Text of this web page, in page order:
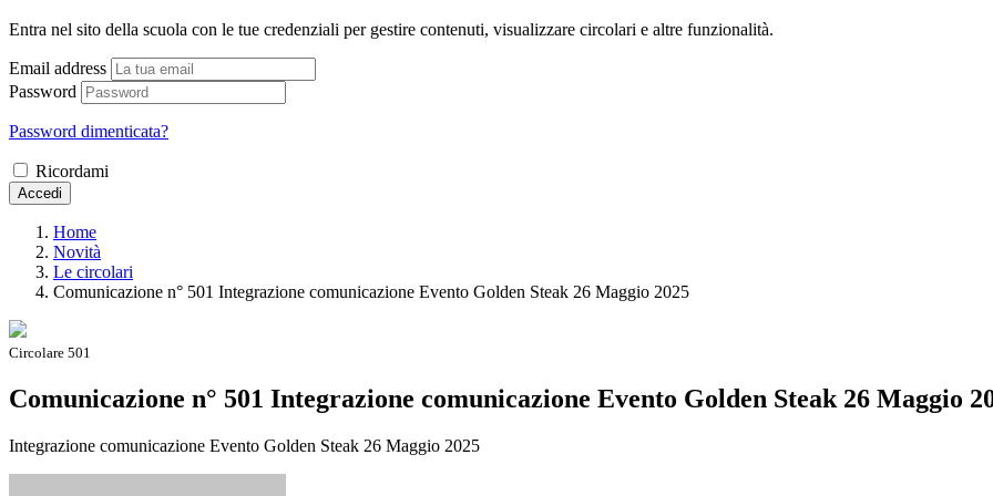
Entra nel sito della scuola con le tue credenziali per gestire contenuti, visualizzare circolari e altre funzionalità.
Email address
Password
Password dimenticata?
Ricordami
Accedi
Home
Novità
Le circolari
Comunicazione n° 501 Integrazione comunicazione Evento Golden Steak 26 Maggio 2025
Circolare 501
Comunicazione n° 501 Integrazione comunicazione Evento Golden Steak 26 Maggio
Integrazione comunicazione Evento Golden Steak 26 Maggio 2025